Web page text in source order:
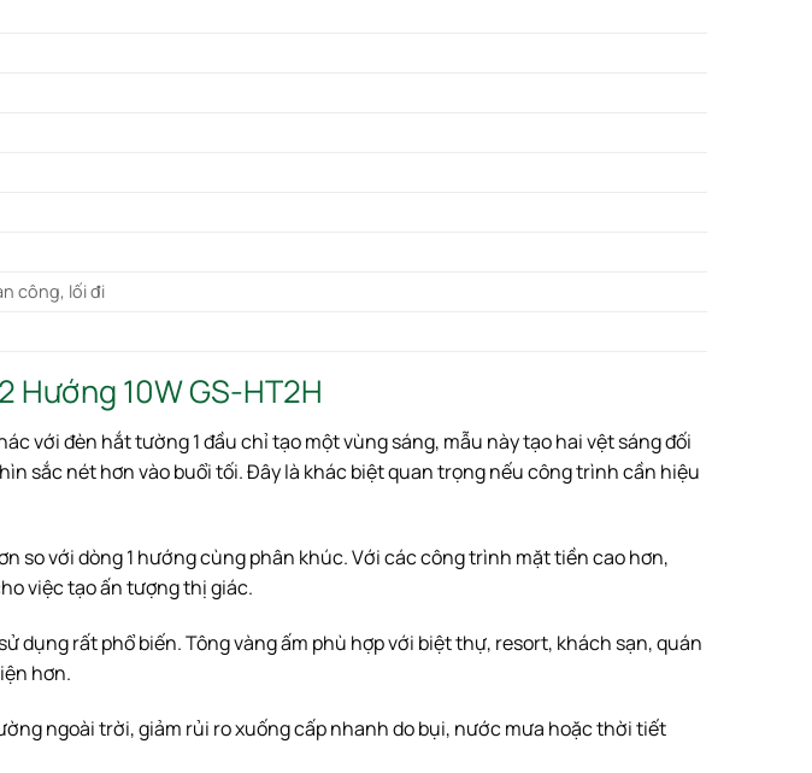
công, lối đi
Hướng 10W GS-HT2H
với đèn hắt tường 1 đầu chỉ tạo một vùng sáng, mẫu này tạo hai vệt sáng đối
sắc nét hơn vào buổi tối. Đây là khác biệt quan trọng nếu công trình cần hiệu
so với dòng 1 hướng cùng phân khúc. Với các công trình mặt tiền cao hơn,
việc tạo ấn tượng thị giác.
dụng rất phổ biến. Tông vàng ấm phù hợp với biệt thự, resort, khách sạn, quán
hơn.
ngoài trời, giảm rủi ro xuống cấp nhanh do bụi, nước mưa hoặc thời tiết